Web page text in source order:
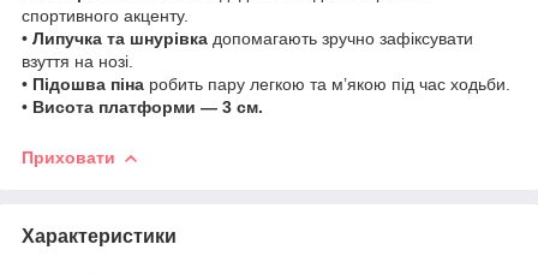
спортивного акценту.
• Липучка та шнурівка допомагають зручно зафіксувати
взуття на нозі.
• Підошва піна робить пару легкою та м’якою під час ходьби.
• Висота платформи — 3 см.
Приховати
Характеристики